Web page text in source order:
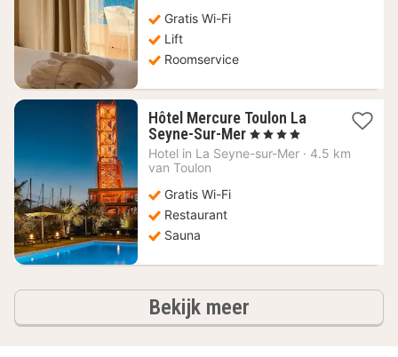
€
Gratis Wi-Fi
Lift
Roomservice
Hôtel Mercure Toulon La
Seyne-Sur-Mer 1
nacht
, 4 Sterren
Hotel in La Seyne-sur-Mer · 4.5 km
van Toulon
Gratis Wi-Fi
Restaurant
Sauna
Bekijk meerhotels